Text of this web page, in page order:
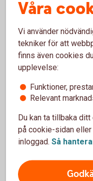
Hitta bankkontor
Hantera din
Mina
Mina försäkringar är
byta fonder och
internetbank eller
Våra
Vi använder
tekniker för att
finns även cookies
upplevelse:
Funktioner,
Relevant
Du kan ta tillbaka
på cookie-sidan eller
inloggad. Så